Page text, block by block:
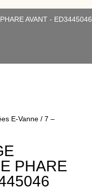
AVANT - ED3445046
E-Vanne / 7 –
PHARE